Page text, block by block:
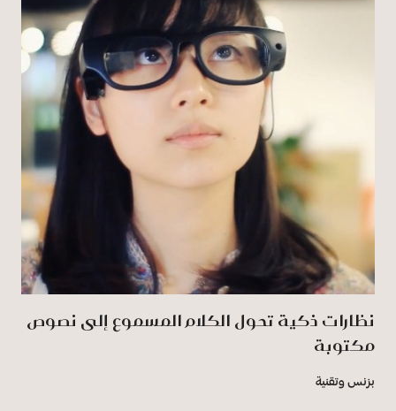
نظارات ذكية تحول الكلام المسموع إلى نصوص
مكتوبة
بزنس وتقنية